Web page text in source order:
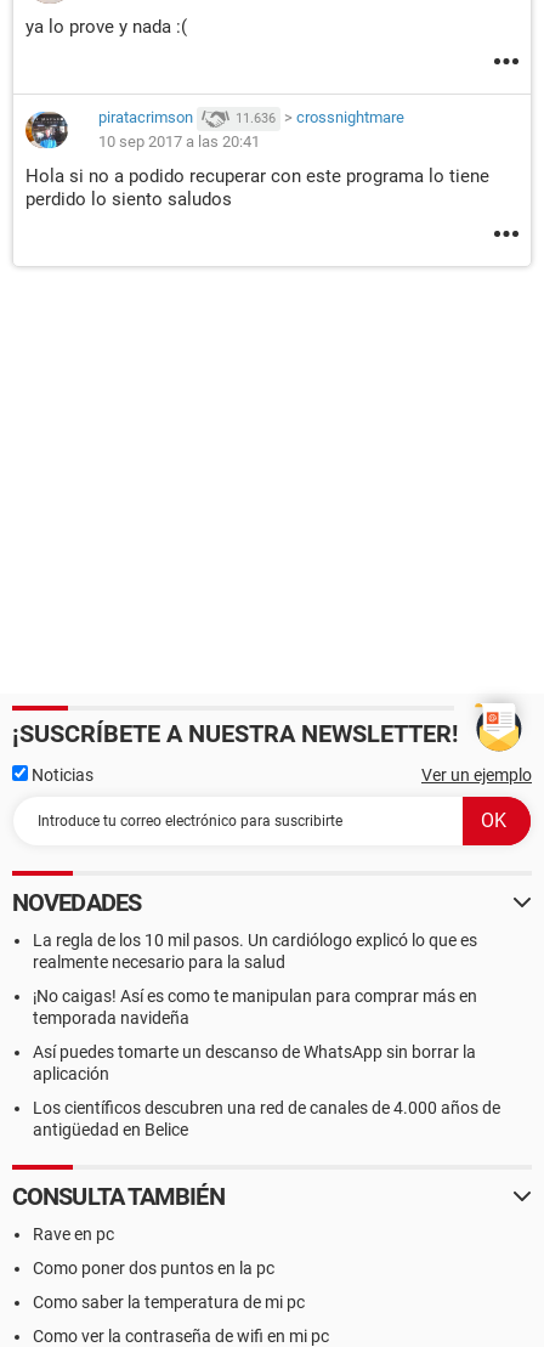
ya lo prove y nada :(
piratacrimson 11.636 > crossnightmare
10 sep 2017 a las 20:41
Hola si no a podido recuperar con este programa lo tiene
perdido lo siento saludos
¡SUSCRÍBETE A NUESTRA NEWSLETTER!
Noticias Ver un ejemplo
NOVEDADES
La regla de los 10 mil pasos. Un cardiólogo explicó lo que es
realmente necesario para la salud
¡No caigas! Así es como te manipulan para comprar más en
temporada navideña
Así puedes tomarte un descanso de WhatsApp sin borrar la
aplicación
Los científicos descubren una red de canales de 4.000 años de
antigüedad en Belice
CONSULTA TAMBIÉN
Rave en pc
Como poner dos puntos en la pc
Como saber la temperatura de mi pc
Como ver la contraseña de wifi en mi pc